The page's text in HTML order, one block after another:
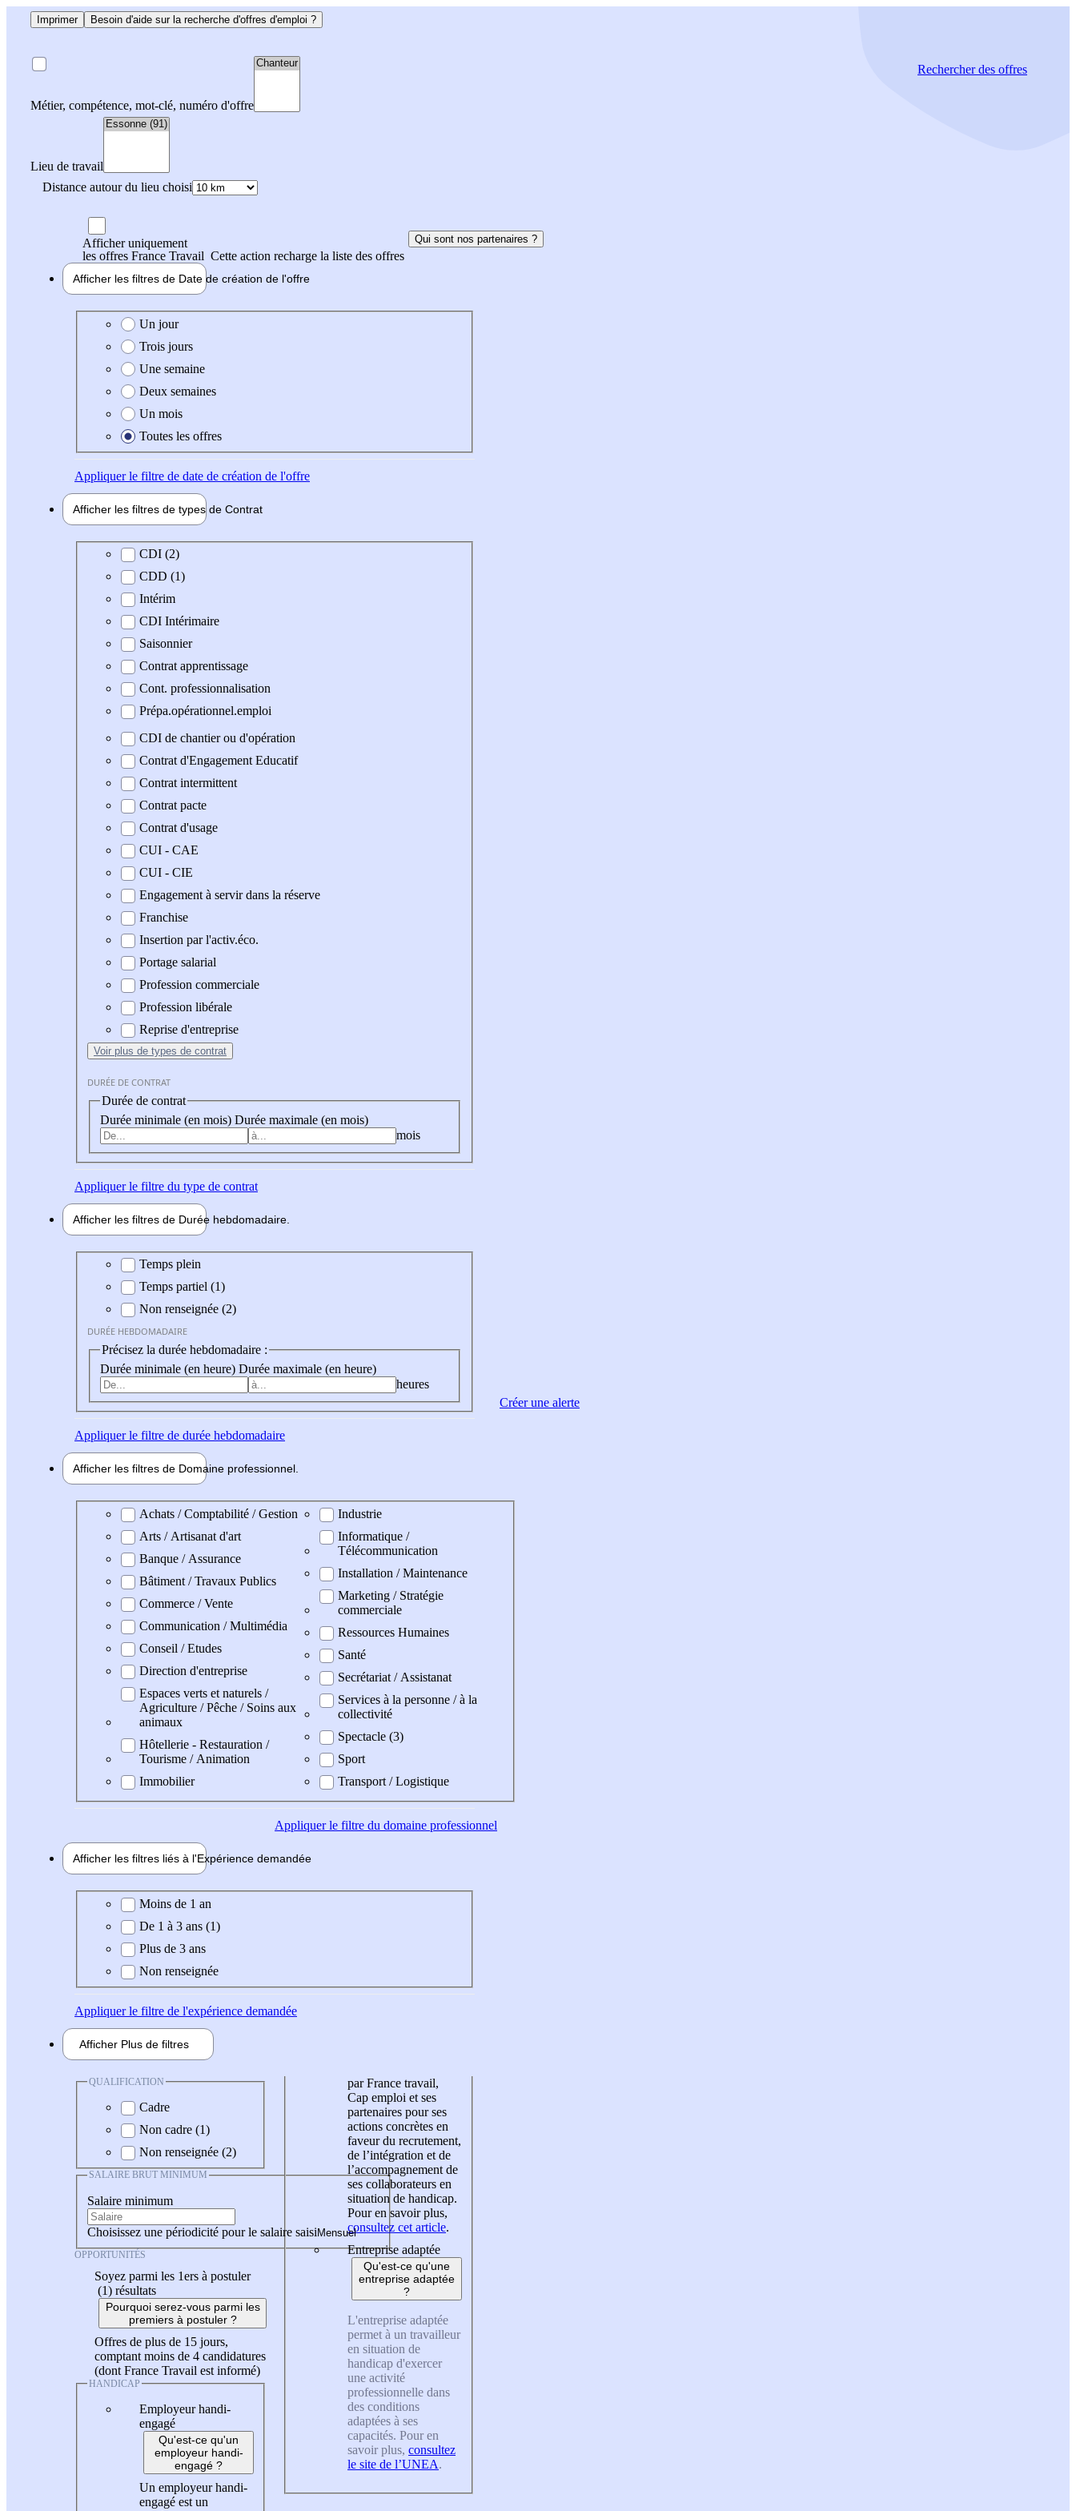
Imprimer Besoin d'aide sur la recherche d'offres d'emploi ?
Métier, compétence, mot-clé, numéro d'offre
Lieu de travail
Distance autour du lieu choisi
Rechercherdes offres
Afficher uniquement
les offres France Travail Cette action recharge la liste des offres
Qui sont nos partenaires ?
Afficher les filtres de Date de création de l'offre
Date de création de l'offre
Un jour
Trois jours
Une semaine
Deux semaines
Un mois
Toutes les offres
Appliquerle filtre de date de création de l'offre
Afficher les filtres de types de Contrat
Type de contrat
CDI (2)
CDD (1)
Intérim
CDI Intérimaire
Saisonnier
Contrat apprentissage
Cont. professionnalisation
Prépa.opérationnel.emploi
CDI de chantier ou d'opération
Contrat d'Engagement Educatif
Contrat intermittent
Contrat pacte
Contrat d'usage
CUI - CAE
CUI - CIE
Engagement à servir dans la réserve
Franchise
Insertion par l'activ.éco.
Portage salarial
Profession commerciale
Profession libérale
Reprise d'entreprise
Voir plus de types de contrat
DURÉE DE CONTRAT
Durée de contrat
Durée minimale (en mois) Durée maximale (en mois)
mois
Appliquerle filtre du type de contrat
Afficher les filtres de Durée hebdomadaire
Durée hebdomadaire
Temps plein
Temps partiel (1)
Non renseignée (2)
DURÉE HEBDOMADAIRE
Précisez la durée hebdomadaire :
Durée minimale (en heure) Durée maximale (en heure)
heures
Appliquerle filtre de durée hebdomadaire
Afficher les filtres de Domaine professionnel
Domaine professionel
Achats / Comptabilité / Gestion
Arts / Artisanat d'art
Banque / Assurance
Bâtiment / Travaux Publics
Commerce / Vente
Communication / Multimédia
Conseil / Etudes
Direction d'entreprise
Espaces verts et naturels /
Agriculture / Pêche / Soins aux
animaux
Hôtellerie - Restauration /
Tourisme / Animation
Immobilier
Industrie
Informatique /
Télécommunication
Installation / Maintenance
Marketing / Stratégie
commerciale
Ressources Humaines
Santé
Secrétariat / Assistanat
Services à la personne / à la
collectivité
Spectacle (3)
Sport
Transport / Logistique
Appliquerle filtre du domaine professionnel
Afficher les filtres liés à l'Expérience demandée
Expérience demandée
Moins de 1 an
De 1 à 3 ans (1)
Plus de 3 ans
Non renseignée
Appliquerle filtre de l'expérience demandée
Afficher Plus de filtres
QUALIFICATION
Cadre
Non cadre (1)
Non renseignée (2)
SALAIRE BRUT MINIMUM
Salaire minimum
Choisissez une périodicité pour le salaire saisi
OPPORTUNITÉS
Soyez parmi les 1ers à postuler
(1) résultats
Pourquoi serez-vous parmi les
premiers à postuler ?
Offres de plus de 15 jours,
comptant moins de 4 candidatures
(dont France Travail est informé)
HANDICAP
Employeur handi-
engagé
Qu'est-ce qu'un
employeur handi-
engagé ?
Un employeur handi-
engagé est un
par France travail,
Cap emploi et ses
partenaires pour ses
actions concrètes en
faveur du recrutement,
de l’intégration et de
l’accompagnement de
ses collaborateurs en
situation de handicap.
Pour en savoir plus,
consultez cet article.
Entreprise adaptée
Qu'est-ce qu'une
entreprise adaptée
?
L'entreprise adaptée
permet à un travailleur
en situation de
handicap d'exercer
une activité
professionnelle dans
des conditions
adaptées à ses
capacités. Pour en
savoir plus, consultez
le site de l’UNEA.
Créer une alerte